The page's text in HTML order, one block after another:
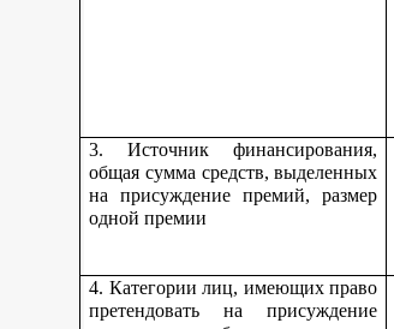
3. Источник финансирования,
общая сумма средств, выделенных
на присуждение премий, размер
одной премии
4. Категории лиц, имеющих право
претендовать на присуждение